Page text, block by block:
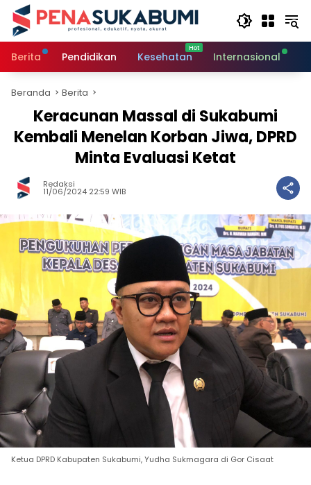
Langsung
konten
Berita
Pendidikan Kesehatan Internasional
Beranda Berita
Keracunan Massal di Sukabumi
Kembali Menelan Korban Jiwa, DPRD
Minta Evaluasi Ketat
Redaksi
11/06/2024 22:59 WIB
Ketua DPRD Kabupaten Sukabumi, Yudha Sukmagara di Gor Cisaat